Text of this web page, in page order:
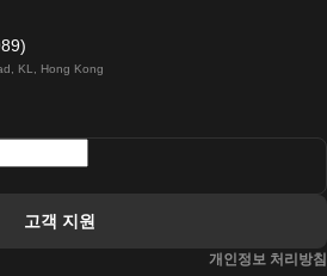
마에서 나폴리 열차
KL, Hong Kong
고객 지원
개인정보 처리방침